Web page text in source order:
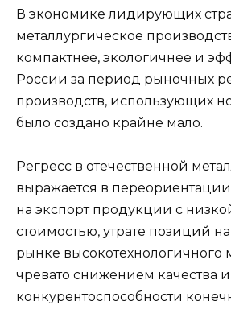
В экономике лидирующих
металлургическое
компактнее, экологичнее и
России за период рыночных
производств, использующих
было создано крайне мало.
Регресс в отечественной
выражается в
на экспорт продукции с
стоимостью, утрате позиций
рынке высокотехнологичного
чревато снижением качества и
конкурентоспособности